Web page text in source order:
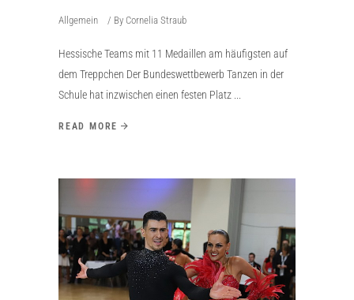
Allgemein By Cornelia Straub
Hessische Teams mit 11 Medaillen am häufigsten auf
dem Treppchen Der Bundeswettbewerb Tanzen in der
Schule hat inzwischen einen festen Platz
READ MORE